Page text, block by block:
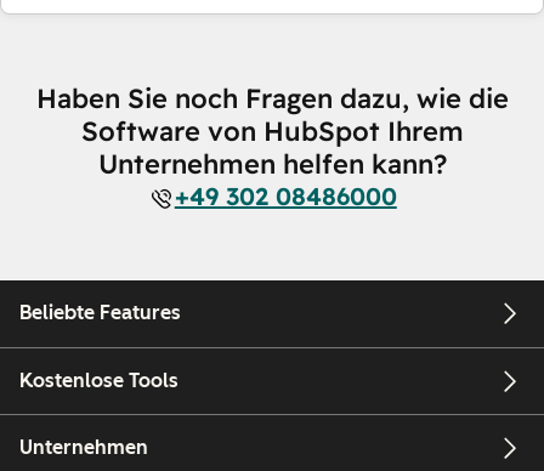
Haben Sie noch Fragen dazu, wie die
Software von HubSpot Ihrem
Unternehmen helfen kann?
+49 302 08486000
Beliebte Features
Kostenlose Tools
Unternehmen